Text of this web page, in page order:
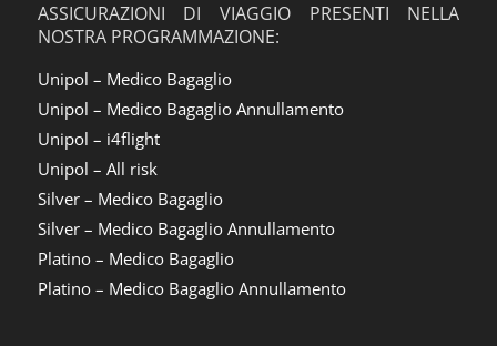
ASSICURAZIONI DI VIAGGIO PRESENTI NELLA
NOSTRA PROGRAMMAZIONE:
Unipol – Medico Bagaglio
Unipol – Medico Bagaglio Annullamento
Unipol – i4flight
Unipol – All risk
Silver – Medico Bagaglio
Silver – Medico Bagaglio Annullamento
Platino – Medico Bagaglio
Platino – Medico Bagaglio Annullamento